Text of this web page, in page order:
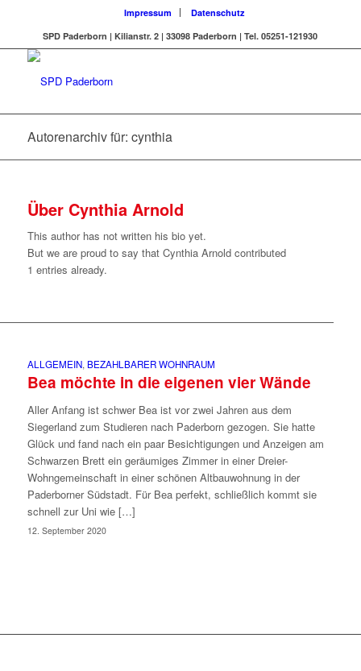
Impressum
Datenschutz
SPD Paderborn | Kilianstr. 2 | 33098 Paderborn | Tel. 05251-121930
Autorenarchiv für: cynthia
Über Cynthia Arnold
This author has not written his bio yet.
But we are proud to say that Cynthia Arnoldcontributed
1 entries already.
ALLGEMEIN, BEZAHLBARER WOHNRAUM
Bea möchte in die eigenen vier Wände
Aller Anfang ist schwer Bea ist vor zwei Jahren aus dem
Siegerland zum Studieren nach Paderborn gezogen. Sie hatte
Glück und fand nach ein paar Besichtigungen und Anzeigen am
Schwarzen Brett ein geräumiges Zimmer in einer Dreier-
Wohngemeinschaft in einer schönen Altbauwohnung in der
Paderborner Südstadt. Für Bea perfekt, schließlich kommt sie
schnell zur Uni wie […]
12. September 2020